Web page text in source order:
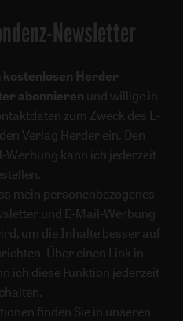
Newsletter
kostenlosen Herder
abonnieren und willige in
zum Zweck des E-
Verlag Herder ein. Den
Werbung kann ich jederzeit
mein personenbezogenes
und E-Mail-Werbung
um die Inhalte besser auf
Über einen Link in
ich diese Funktion jederzeit
finden Sie in unseren